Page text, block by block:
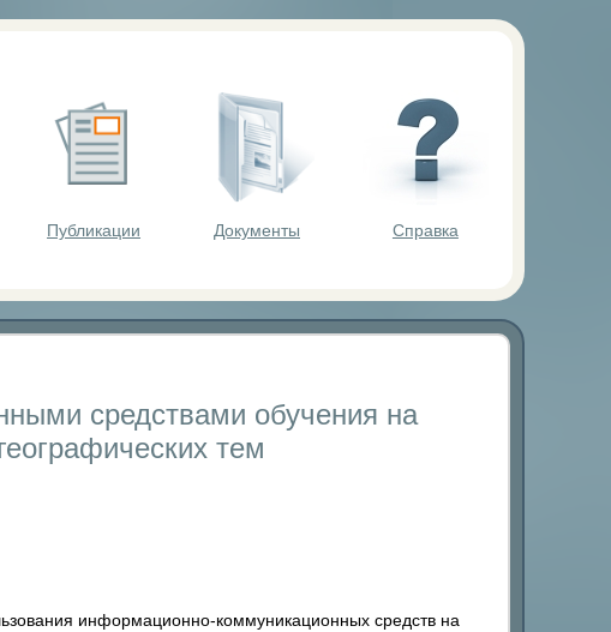
Публикации Документы Справка
средствами обучения на
тем
информационно-коммуникационных средств на